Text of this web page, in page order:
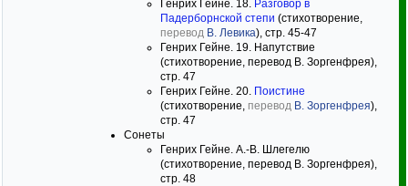
Генрих Гейне. 18. Разговор в
Падерборнской степи (стихотворение,
перевод В. Левика), стр. 45-47
Генрих Гейне. 19. Напутствие
(стихотворение, перевод В. Зоргенфрея),
стр. 47
Генрих Гейне. 20. Поистине
(стихотворение, перевод В. Зоргенфрея),
стр. 47
Сонеты
Генрих Гейне. А.-В. Шлегелю
(стихотворение, перевод В. Зоргенфрея),
стр. 48